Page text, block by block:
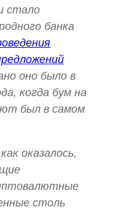
стало
банка
оно было в
когда бум на
был в самом
оказалось,
столь